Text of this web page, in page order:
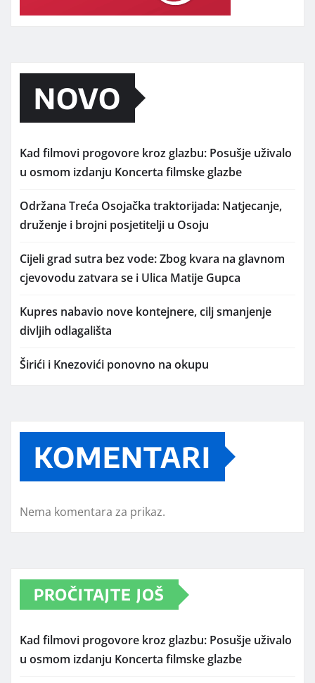
NOVO
Kad filmovi progovore kroz glazbu: Posušje uživalo
u osmom izdanju Koncerta filmske glazbe
Održana Treća Osojačka traktorijada: Natjecanje,
druženje i brojni posjetitelji u Osoju
Cijeli grad sutra bez vode: Zbog kvara na glavnom
cjevovodu zatvara se i Ulica Matije Gupca
Kupres nabavio nove kontejnere, cilj smanjenje
divljih odlagališta
Širići i Knezovići ponovno na okupu
KOMENTARI
Nema komentara za prikaz.
PROČITAJTE JOŠ
Kad filmovi progovore kroz glazbu: Posušje uživalo
u osmom izdanju Koncerta filmske glazbe